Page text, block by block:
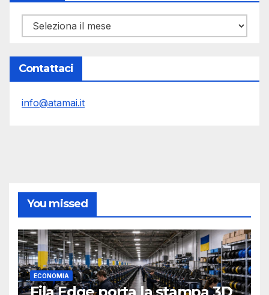
Archivi
Contattaci
info@atamai.it
You missed
ECONOMIA